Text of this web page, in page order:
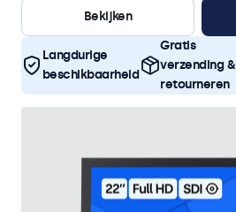
Bekijken
Langdurige
beschikbaarheid
Gratis
verzending &
retourneren